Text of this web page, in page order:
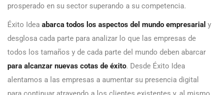
prosperado en su sector superando a su competencia.
Éxito Idea abarca todos los aspectos del mundo empresarial y
desglosa cada parte para analizar lo que las empresas de
todos los tamaños y de cada parte del mundo deben abarcar
para alcanzar nuevas cotas de éxito. Desde Éxito Idea
alentamos a las empresas a aumentar su presencia digital